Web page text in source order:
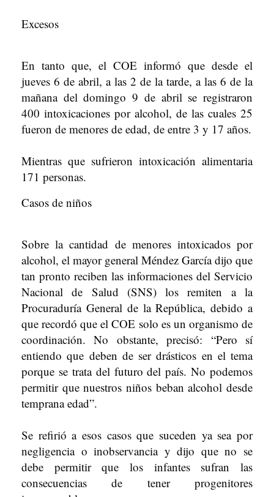
Excesos
En tanto que, el COE informó que desde el
jueves 6 de abril, a las 2 de la tarde, a las 6 de la
mañana del domingo 9 de abril se registraron
400 intoxicaciones por alcohol, de las cuales 25
fueron de menores de edad, de entre 3 y 17 años.
Mientras que sufrieron intoxicación alimentaria
171 personas.
Casos de niños
Sobre la cantidad de menores intoxicados por
alcohol, el mayor general Méndez García dijo que
tan pronto reciben las informaciones del Servicio
Nacional de Salud (SNS) los remiten a la
Procuraduría General de la República, debido a
que recordó que el COE solo es un organismo de
coordinación. No obstante, precisó: “Pero sí
entiendo que deben de ser drásticos en el tema
porque se trata del futuro del país. No podemos
permitir que nuestros niños beban alcohol desde
temprana edad”.
Se refirió a esos casos que suceden ya sea por
negligencia o inobservancia y dijo que no se
debe permitir que los infantes sufran las
consecuencias de tener progenitores